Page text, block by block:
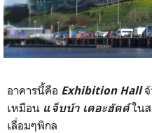
อาคารนี้คือ Exhibition Hallจ้
เหมือน แจ็บบ้า เดอะฮัตต์ในส
เลื่อมๆพิกล